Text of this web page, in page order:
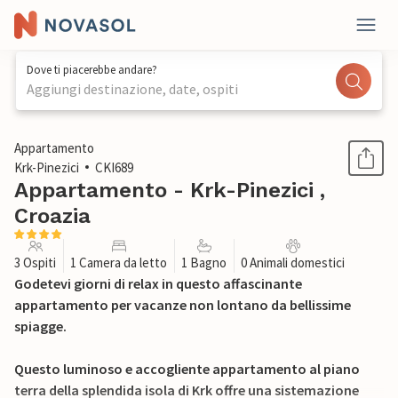
Dove ti piacerebbe andare?
Aggiungi destinazione, date, ospiti
1 / 20
Appartamento
Krk-Pinezici
CKI689
Appartamento - Krk-Pinezici ,
Croazia
3 Ospiti 1 Camera da letto 1 Bagno 0 Animali domestici
Godetevi giorni di relax in questo affascinante
appartamento per vacanze non lontano da bellissime
spiagge.
Questo luminoso e accogliente appartamento al piano
terra della splendida isola di Krk offre una sistemazione